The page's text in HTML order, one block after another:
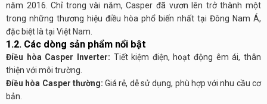
năm 2016. Chỉ trong vài năm, Casper đã vươn lên trở thành một
trong những thương hiệu điều hòa phổ biến nhất tại Đông Nam Á,
đặc biệt là tại Việt Nam.
1.2. Các dòng sản phẩm nổi bật
Điều hòa Casper Inverter: Tiết kiệm điện, hoạt động êm ái, thân
thiện với môi trường.
Điều hòa Casper thường: Giá rẻ, dễ sử dụng, phù hợp với nhu cầu cơ
bản.